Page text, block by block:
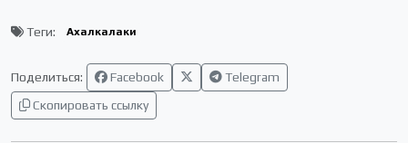
Теги: Ахалкалаки
Поделиться: Facebook
Telegram
Скопировать ссылку